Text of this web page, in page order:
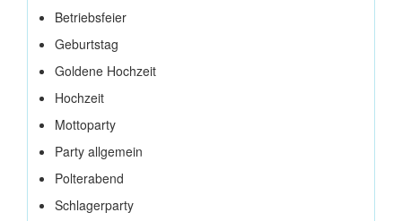
Betriebsfeier
Geburtstag
Goldene Hochzeit
Hochzeit
Mottoparty
Party allgemein
Polterabend
Schlagerparty